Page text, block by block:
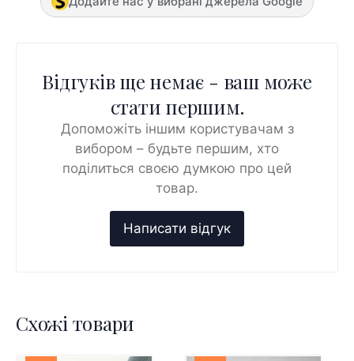
Відгуків ще немає - ваш може
стати першим.
Допоможіть іншим користувачам з
вибором – будьте першим, хто
поділиться своєю думкою про цей
товар.
Схожі товари